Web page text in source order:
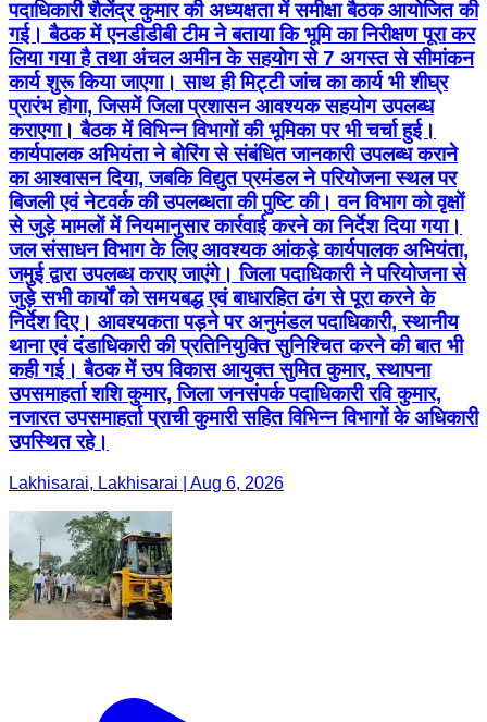
पदाधिकारी शैलेंद्र कुमार की अध्यक्षता में समीक्षा बैठक आयोजित की
गई। बैठक में एनडीडीबी टीम ने बताया कि भूमि का निरीक्षण पूरा कर
लिया गया है तथा अंचल अमीन के सहयोग से 7 अगस्त से सीमांकन
कार्य शुरू किया जाएगा। साथ ही मिट्टी जांच का कार्य भी शीघ्र
प्रारंभ होगा, जिसमें जिला प्रशासन आवश्यक सहयोग उपलब्ध
कराएगा। बैठक में विभिन्न विभागों की भूमिका पर भी चर्चा हुई।
कार्यपालक अभियंता ने बोरिंग से संबंधित जानकारी उपलब्ध कराने
का आश्वासन दिया, जबकि विद्युत प्रमंडल ने परियोजना स्थल पर
बिजली एवं नेटवर्क की उपलब्धता की पुष्टि की। वन विभाग को वृक्षों
से जुड़े मामलों में नियमानुसार कार्रवाई करने का निर्देश दिया गया।
जल संसाधन विभाग के लिए आवश्यक आंकड़े कार्यपालक अभियंता,
जमुई द्वारा उपलब्ध कराए जाएंगे। जिला पदाधिकारी ने परियोजना से
जुड़े सभी कार्यों को समयबद्ध एवं बाधारहित ढंग से पूरा करने के
निर्देश दिए। आवश्यकता पड़ने पर अनुमंडल पदाधिकारी, स्थानीय
थाना एवं दंडाधिकारी की प्रतिनियुक्ति सुनिश्चित करने की बात भी
कही गई। बैठक में उप विकास आयुक्त सुमित कुमार, स्थापना
उपसमाहर्ता शशि कुमार, जिला जनसंपर्क पदाधिकारी रवि कुमार,
नजारत उपसमाहर्ता प्राची कुमारी सहित विभिन्न विभागों के अधिकारी
उपस्थित रहे।
Lakhisarai, Lakhisarai | Aug 6, 2026